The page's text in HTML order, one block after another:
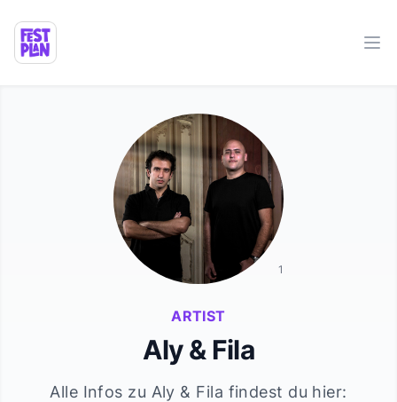
ARTIST
Aly & Fila
Alle Infos zu Aly & Fila findest du hier:
1